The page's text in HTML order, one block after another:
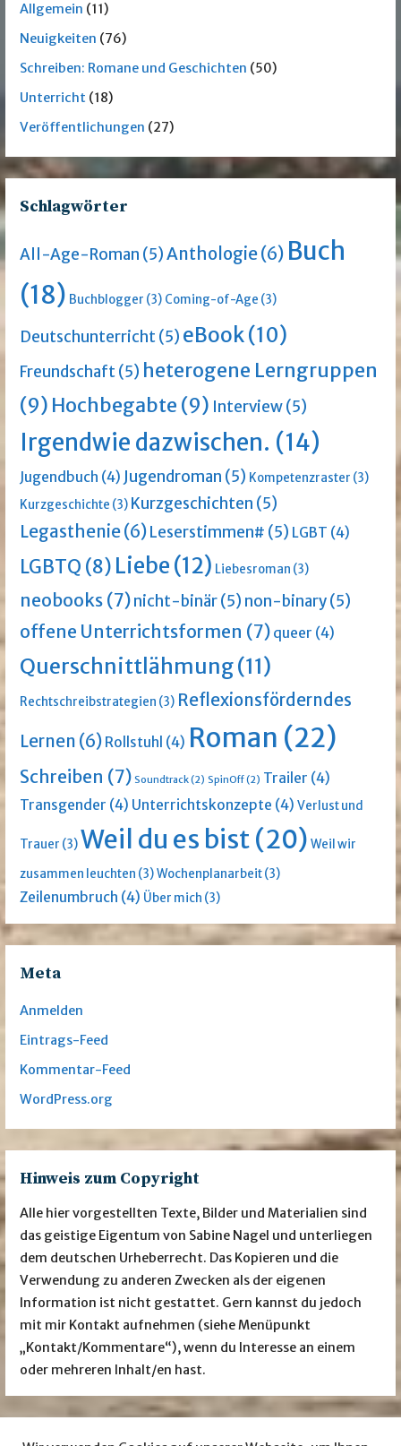
Allgemein (11)
Neuigkeiten (76)
Schreiben: Romane und Geschichten (50)
Unterricht (18)
Veröffentlichungen (27)
Schlagwörter
All-Age-Roman (5)Anthologie(6) Buch
(18) Buchblogger (3) Coming-of-Age (3)
Deutschunterricht(5) eBook(10)
Freundschaft(5) heterogene Lerngruppen
(9) Hochbegabte (9) Interview(5)
Irgendwie dazwischen. (14)
Jugendbuch (4) Jugendroman (5) Kompetenzraster (3)
Kurzgeschichte (3) Kurzgeschichten (5)
Legasthenie(6)Leserstimmen# (5) LGBT (4)
LGBTQ (8) Liebe(12) Liebesroman (3)
neobooks (7)nicht-binär(5) non-binary(5)
offene Unterrichtsformen (7) queer (4)
Querschnittlähmung(11)
Rechtschreibstrategien (3) Reflexionsförderndes
Lernen (6) Rollstuhl (4) Roman (22)
Schreiben (7) Soundtrack(2) SpinOff(2) Trailer (4)
Transgender (4) Unterrichtskonzepte (4) Verlust und
Trauer (3)Weil du es bist(20) Weil wir
zusammen leuchten (3)Wochenplanarbeit(3)
Zeilenumbruch (4) Über mich (3)
Meta
Anmelden
Eintrags-Feed
Kommentar-Feed
WordPress.org
Hinweis zum Copyright
Alle hier vorgestellten Texte, Bilder und Materialien sind
das geistige Eigentum von Sabine Nagel und unterliegen
dem deutschen Urheberrecht. Das Kopieren und die
Verwendung zu anderen Zwecken als der eigenen
Information ist nicht gestattet. Gern kannst du jedoch
mit mir Kontakt aufnehmen (siehe Menüpunkt
„Kontakt/Kommentare“), wenn du Interesse an einem
oder mehreren Inhalt/en hast.